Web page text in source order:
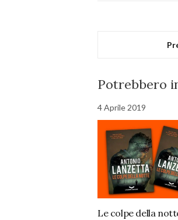
Potrebbero
4 Aprile 2019
Le colpe della